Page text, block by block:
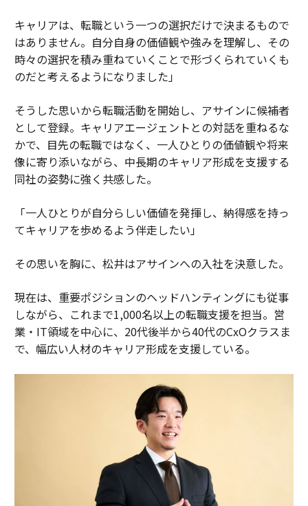
キャリアは、転職という一つの選択だけで決まるもので
はありません。自分自身の価値観や強みを理解し、その
時々の選択を積み重ねていくことで形づくられていくも
のだと考えるようになりました」
そうした思いから転職活動を開始し、アサインに候補者
として登録。キャリアエージェントとの対話を重ねるな
かで、目先の転職ではなく、一人ひとりの価値観や将来
像に寄り添いながら、中長期のキャリア形成を支援する
同社の姿勢に強く共感した。
「一人ひとりが自分らしい価値を発揮し、納得感を持っ
てキャリアを歩めるよう伴走したい」
その思いを胸に、松井はアサインへの入社を決意した。
現在は、重要ポジションのヘッドハンティングにも従事
しながら、これまで1,000名以上の転職支援を担当。営
業・IT領域を中心に、20代後半から40代のCxOクラスま
で、幅広い人材のキャリア形成を支援している。